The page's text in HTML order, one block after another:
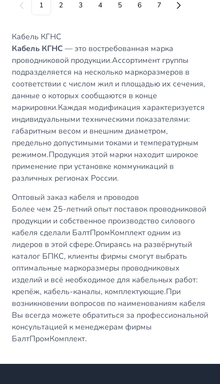
1 2 3 4 5 6 7
Кабель КГНС
Кабель КГНС— это востребованная марка
проводниковой продукции.Ассортимент группы
подразделяется на несколько маркоразмеров в
соответствии с числом жил и площадью их сечения,
данные о которых сообщаются в конце
маркировки.Каждая модификация характеризуется
индивидуальными техническими показателями:
габаритным весом и внешним диаметром,
предельно допустимыми токами и температурным
режимом.Продукция этой марки находит широкое
применение при установке коммуникаций в
различных регионах России.
Оптовый заказ кабеля и проводов
Более чем 25-летний опыт поставок проводниковой
продукции и собственное производство силового
кабеля сделали БалтПромКомплект одним из
лидеров в этой сфере.Опираясь на развёрнутый
каталог БПКС, клиенты фирмы смогут выбрать
оптимальные маркоразмеры проводниковых
изделий и всё необходимое для кабельных работ:
крепёж, кабель-каналы, комплектующие.При
возникновении вопросов по наименованиям кабеля
Вы всегда можете обратиться за профессиональной
консультацией к менеджерам фирмы
БалтПромКомплект.